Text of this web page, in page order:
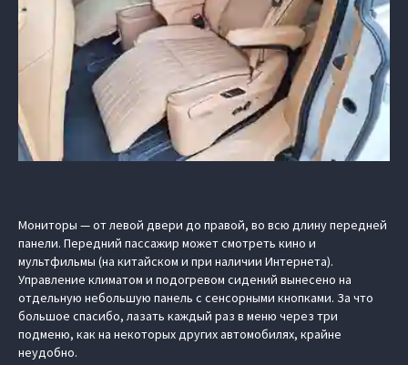
Мониторы — от левой двери до правой, во всю длину передней
панели. Передний пассажир может смотреть кино и
мультфильмы (на китайском и при наличии Интернета).
Управление климатом и подогревом сидений вынесено на
отдельную небольшую панель с сенсорными кнопками. За что
большое спасибо, лазать каждый раз в меню через три
подменю, как на некоторых других автомобилях, крайне
неудобно.